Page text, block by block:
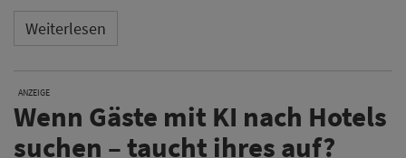
Weiterlesen
ANZEIGE
Wenn Gäste mit KI nach Hotels
suchen – taucht ihres auf?